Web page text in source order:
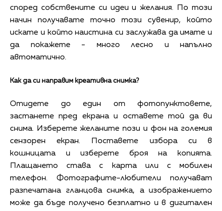
според собствените си идеи и желания. По този
начин получавате точно този сувенир, който
искате и който наистина си заслужава да имате и
да покажете - много лесно и напълно
автоматично.
Как да си направим креативна снимка?
Отидете до един от фотопунктовете,
застанете пред екрана и оставете той да ви
снима. Изберете желаните пози и фон на големия
сензорен екран. Поставете избора си в
кошницата и изберете броя на копията.
Плащането става с карта или с мобилен
телефон. Фотографите-любители получават
разпечатана гланцова снимка, а изображението
може да бъде получено безплатно и в дигитален